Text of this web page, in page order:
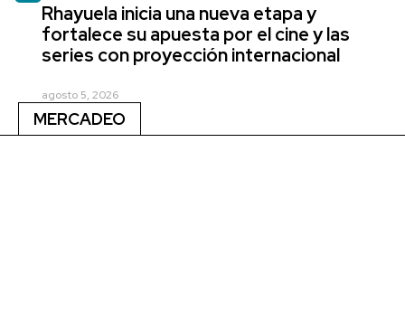
Rhayuela inicia una nueva etapa y
fortalece su apuesta por el cine y las
series con proyección internacional
agosto 5, 2026
MERCADEO